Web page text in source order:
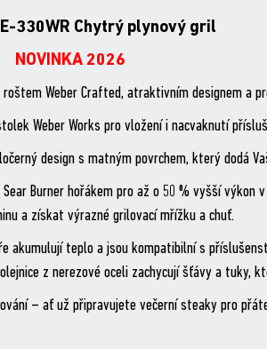
E-330WR Chytrý plynový gril
NOVINKA 2026
Weber Crafted, atraktivním designem a
Weber Works pro vložení i nacvaknutí
design s matným povrchem, který dodá
Burner hořákem pro až o 50 % vyšší
a získat výrazné grilovací mřížku a chuť.
teplo a jsou kompatibilní s
z nerezové oceli zachycují šťávy a tuky,
– ať už připravujete večerní steaky pro